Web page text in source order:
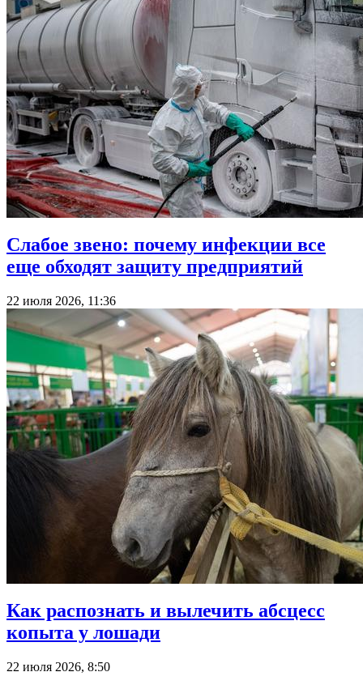
Слабое звено: почему инфекции все
еще обходят защиту предприятий
22 июля 2026, 11:36
Как распознать и вылечить абсцесс
копыта у лошади
22 июля 2026, 8:50